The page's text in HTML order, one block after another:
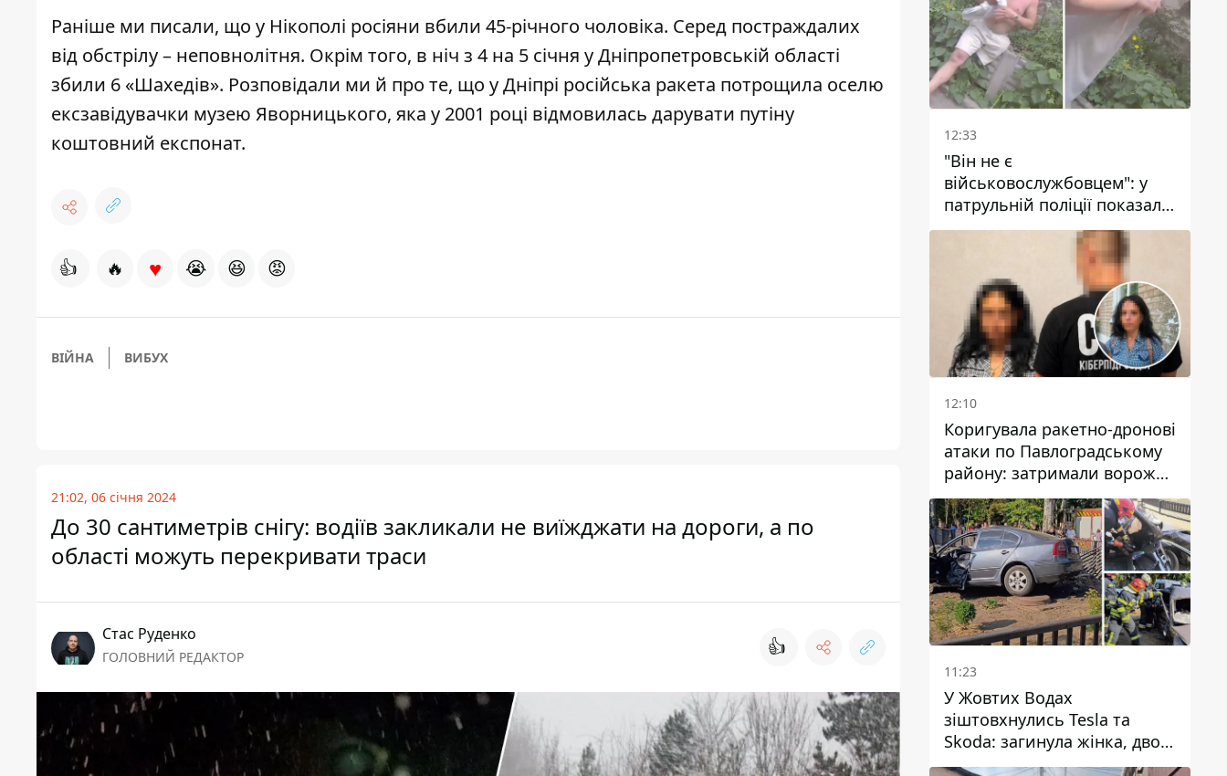
Раніше ми писали, що у Нікополі росіяни вбили 45-річного чоловіка. Серед постраждалих
від обстрілу – неповнолітня. Окрім того, в ніч з 4 на 5 січня у Дніпропетровській області
збили 6 «Шахедів». Розповідали ми й про те, що у Дніпрі російська ракета потрощила оселю
ексзавідувачки музею Яворницького, яка у 2001 році відмовилась дарувати путіну
коштовний експонат.
👍 🔥 ♥ 😭 😆 😡
ВІЙНА ВИБУХ
21:02, 06 січня 2024
До 30 сантиметрів снігу: водіїв закликали не виїжджати на дороги, а по
області можуть перекривати траси
Стас Руденко
ГОЛОВНИЙ РЕДАКТОР 👍
12:33
"Він не є
військовослужбовцем": у
патрульній поліції показали
відео конфлікту з чоловіком
без ноги на проспекті Поля
12:10
Коригувала ракетно-дронові
атаки по Павлоградському
району: затримали ворожу
агентку
11:23
У Жовтих Водах
зіштовхнулись Tesla та
Skoda: загинула жінка, двоє
людей постраждали